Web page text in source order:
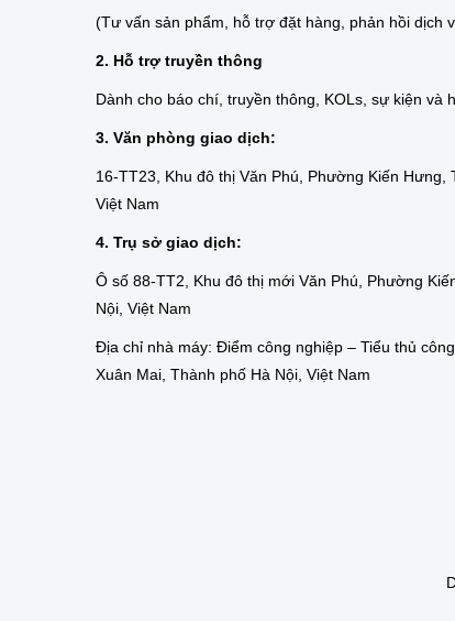
(Tư vấn sản phẩm, hỗ trợ đặt hàng, phản hồi dịch
2. Hỗ trợ truyền thông
Dành cho báo chí, truyền thông, KOLs, sự kiện và
3. Văn phòng giao dịch:
16-TT23, Khu đô thị Văn Phú, Phường Kiến Hưng,
Việt Nam
4. Trụ sở giao dịch:
Ô số 88-TT2, Khu đô thị mới Văn Phú, Phường
Nội, Việt Nam
Địa chỉ nhà máy: Điểm công nghiệp – Tiểu thủ
Xuân Mai, Thành phố Hà Nội, Việt Nam